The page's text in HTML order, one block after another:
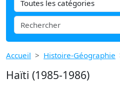
Accueil Histoire-Géographie
Haïti (1985-1986)